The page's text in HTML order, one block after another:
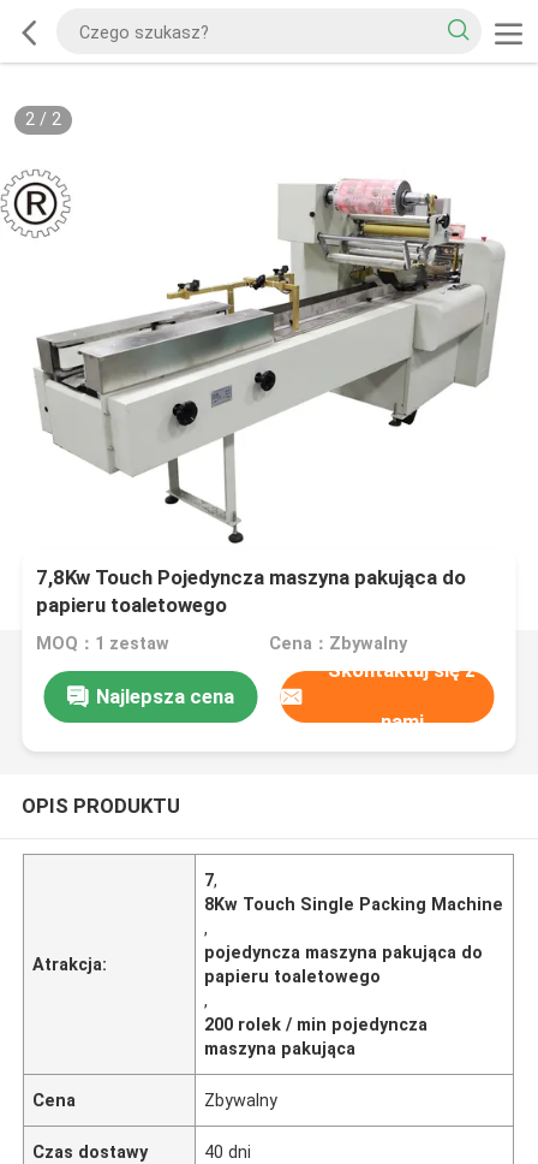
2/ 2
7,8Kw Touch Pojedyncza maszyna pakująca do
papieru toaletowego
MOQ：1 zestaw Cena：Zbywalny
Najlepsza cena
Skontaktuj się z
nami
OPIS PRODUKTU
Atrakcja:
7,
8Kw Touch Single Packing Machine
,
pojedyncza maszyna pakująca do
papieru toaletowego
,
200 rolek / min pojedyncza
maszyna pakująca
Cena Zbywalny
Czas dostawy 40 dni